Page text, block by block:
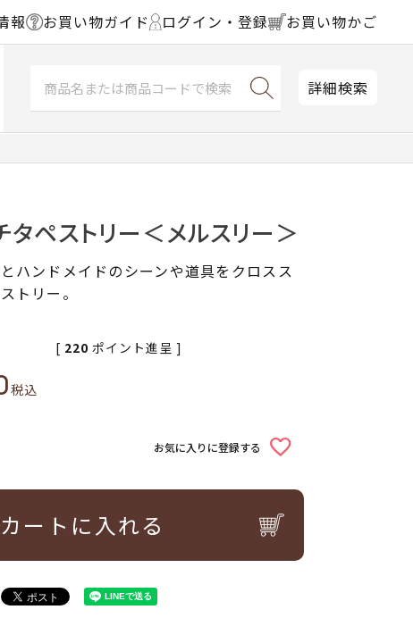
報 お買い物ガイド ログイン・登録 お買い物かご
詳細検索
タペストリー＜メルスリー＞
ハンドメイドのシーンや道具をクロスス
トリー。
税込
[ 220 ポイント進呈 ]
お気に入りに登録する
カートに入れる